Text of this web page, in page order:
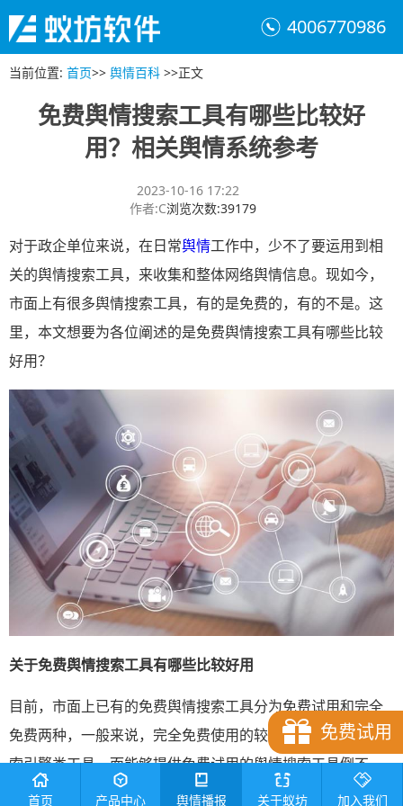
4006770986
当前位置: 首页>> 舆情百科 >>正文
免费舆情搜索工具有哪些比较好
用？相关舆情系统参考
2023-10-16 17:22
作者:C浏览次数:39179
对于政企单位来说，在日常舆情工作中，少不了要运用到相
关的舆情搜索工具，来收集和整体网络舆情信息。现如今，
市面上有很多舆情搜索工具，有的是免费的，有的不是。这
里，本文想要为各位阐述的是免费舆情搜索工具有哪些比较
好用？
关于免费舆情搜索工具有哪些比较好用
目前，市面上已有的免费舆情搜索工具分为免费试用和完全
免费两种，一般来说，完全免费使用的较少，大多数都是搜
索引擎类工具。而能够提供免费试用的舆情搜索工具倒不
少，口碑好且好用的主要有蚁坊软件、微舆情、智慧星光、
免费试用
首页 产品中心 舆情播报 关于蚁坊 加入我们